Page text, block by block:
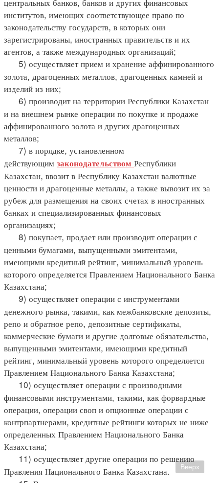
институтов, имеющих соответствующее право по
законодательству государств, в которых они
зарегистрированы, иностранных правительств и их
агентов, а также международных организаций;
5) осуществляет прием и хранение аффинированного
золота, драгоценных металлов, драгоценных камней и
изделий из них;
6) производит на территории Республики Казахстан
и на внешнем рынке операции по покупке и продаже
аффинированного золота и других драгоценных
металлов;
7) в порядке, установленном
действующим законодательством Республики
Казахстан, ввозит в Республику Казахстан валютные
ценности и драгоценные металлы, а также вывозит их за
рубеж для размещения на своих счетах в иностранных
банках и специализированных финансовых
организациях;
8) покупает, продает или производит операции с
ценными бумагами, выпущенными эмитентами,
имеющими кредитный рейтинг, минимальный уровень
которого определяется Правлением Национального Банка
Казахстана;
9) осуществляет операции с инструментами
денежного рынка, такими, как межбанковские депозиты,
репо и обратное репо, депозитные сертификаты,
коммерческие бумаги и другие долговые обязательства,
выпущенными эмитентами, имеющими кредитный
рейтинг, минимальный уровень которого определяется
Правлением Национального Банка Казахстана;
10) осуществляет операции с производными
финансовыми инструментами, такими, как форвардные
операции, операции своп и опционные операции с
контрпартнерами, кредитные рейтинги которых не ниже
определенных Правлением Национального Банка
Казахстана;
11) осуществляет другие операции по решению
Правления Национального Банка Казахстана.
Вверх